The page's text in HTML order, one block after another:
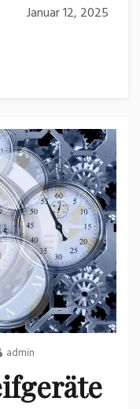
Januar 12, 2025
admin